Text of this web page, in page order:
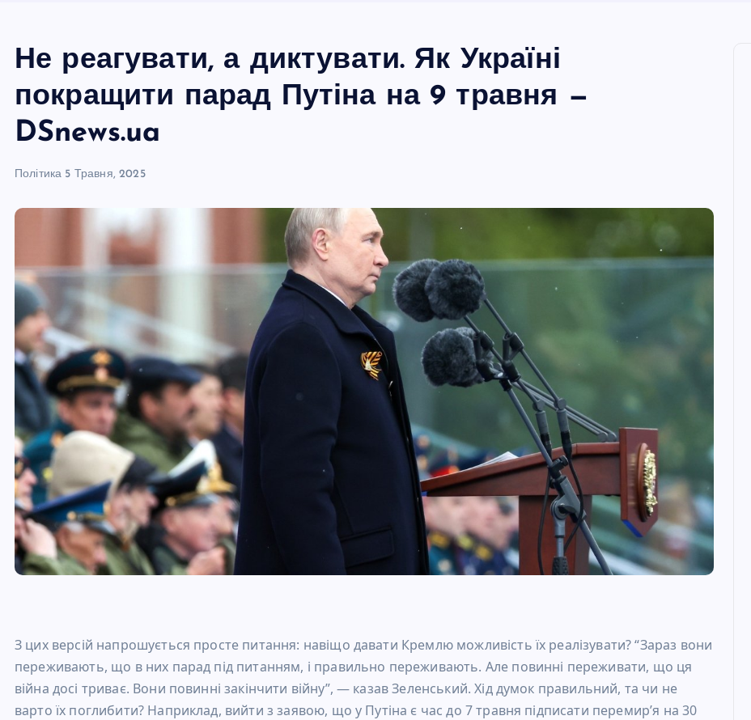
Не реагувати, а диктувати. Як Україні
покращити парад Путіна на 9 травня —
DSnews.ua
Політика 5 Травня, 2025
З цих версій напрошується просте питання: навіщо давати Кремлю можливість їх реалізувати? “Зараз вони
переживають, що в них парад під питанням, і правильно переживають. Але повинні переживати, що ця
війна досі триває. Вони повинні закінчити війну”, — казав Зеленський. Хід думок правильний, та чи не
варто їх поглибити? Наприклад, вийти з заявою, що у Путіна є час до 7 травня підписати перемир’я на 30